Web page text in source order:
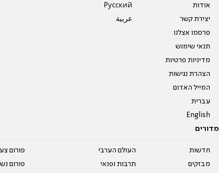
אודות
יצירת קשר
פרסמו אצלנו
תנאי שימוש
מדיניות פרטיות
הצהרת נגישות
המייל האדום
עברית
English
Pусский
عربية
מדורים
חדשות
מבזקים
העולם הערבי
תרבות ופנאי
פורום
פורום